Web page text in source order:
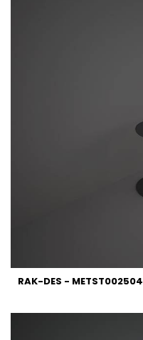
RAK-DES - METST002504